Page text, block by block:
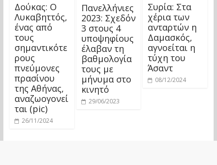
Δούκας: Ο
Λυκαβηττός,
ένας από
τους
σημαντικότε
ρους
πνεύμονες
πρασίνου
της Αθήνας,
αναζωογονεί
ται (pic)
26/11/2024
Πανελλήνιες
2023: Σχεδόν
3 στους 4
υποψηφίους
έλαβαν τη
βαθμολογία
τους με
μήνυμα στο
κινητό
29/06/2023
Συρία: Στα
χέρια των
ανταρτών η
Δαμασκός,
αγνοείται η
τύχη του
Άσαντ
08/12/2024